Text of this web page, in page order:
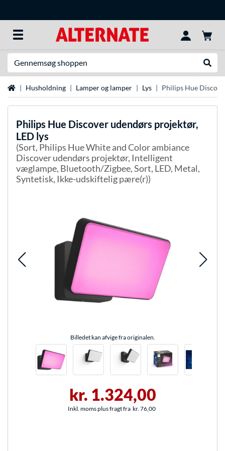
StartsideHusholdning Lamper og lamper Lys Philips Hue
Philips Hue Discover udendørs projektør,
LED lys
(Sort, Philips Hue White and Color ambiance
Discover udendørs projektør, Intelligent
væglampe, Bluetooth/Zigbee, Sort, LED, Metal,
Syntetisk, Ikke-udskiftelig pære(r))
Billedet kan afvige fra originalen.
kr. 1.324,00
Inkl. moms plus fragt fra kr. 76,00